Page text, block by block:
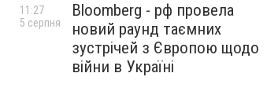
Bloomberg - рф провела
новий раунд таємних
зустрічей з Європою щодо
війни в Україні
11:27
5 серпня